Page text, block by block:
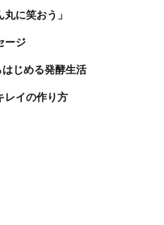
に笑おう」
ージ
じめる発酵生活
レイの作り方